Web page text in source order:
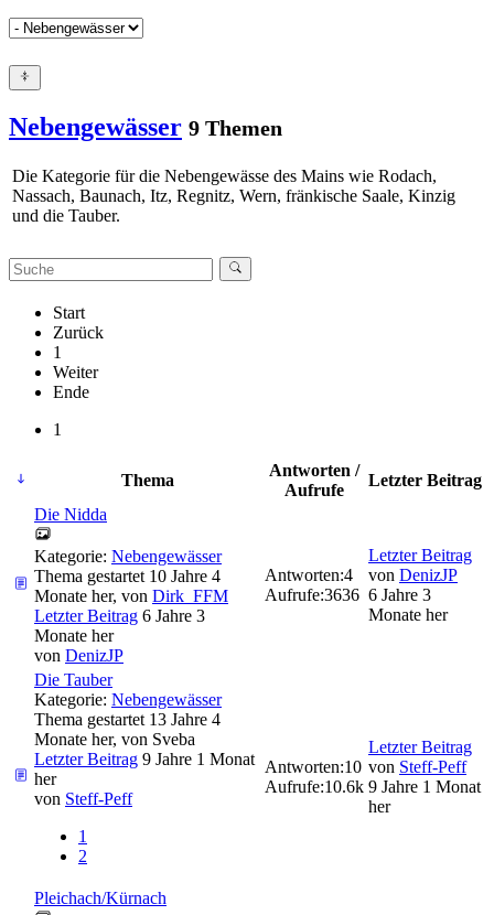
Nebengewässer 9 Themen
Die Kategorie für die Nebengewässe des Mains wie Rodach,
Nassach, Baunach, Itz, Regnitz, Wern, fränkische Saale, Kinzig
und die Tauber.
Start
Zurück
1
Weiter
Ende
1
Thema
Antworten /
Aufrufe
Letzter Beitrag
Die Nidda
Kategorie: Nebengewässer
Thema gestartet 10 Jahre 4
Monate her, von Dirk_FFM
Letzter Beitrag 6 Jahre 3
Monate her
von DenizJP
Antworten:4
Aufrufe:3636
Letzter Beitrag
von DenizJP
6 Jahre 3
Monate her
Die Tauber
Kategorie: Nebengewässer
Thema gestartet 13 Jahre 4
Monate her, von Sveba
Letzter Beitrag 9 Jahre 1 Monat
her
von Steff-Peff
1
2
Antworten:10
Aufrufe:10.6k
Letzter Beitrag
von Steff-Peff
9 Jahre 1 Monat
her
Pleichach/Kürnach